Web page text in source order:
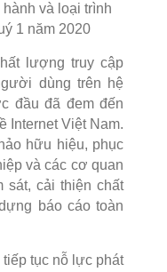
và loại trình
1 năm 2020
lượng truy cập
dùng trên hệ
đầu đã đem đến
Internet Việt Nam.
hữu hiệu, phục
và các cơ quan
sát, cải thiện chất
báo cáo toàn
tục nỗ lực phát